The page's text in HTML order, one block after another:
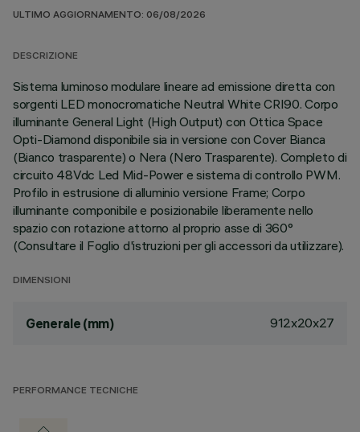
ULTIMO AGGIORNAMENTO: 06/08/2026
DESCRIZIONE
Sistema luminoso modulare lineare ad emissione diretta con
sorgenti LED monocromatiche Neutral White CRI90. Corpo
illuminante General Light (High Output) con Ottica Space
Opti-Diamond disponibile sia in versione con Cover Bianca
(Bianco trasparente) o Nera (Nero Trasparente). Completo di
circuito 48Vdc Led Mid-Power e sistema di controllo PWM.
Profilo in estrusione di alluminio versione Frame; Corpo
illuminante componibile e posizionabile liberamente nello
spazio con rotazione attorno al proprio asse di 360°
(Consultare il Foglio d'istruzioni per gli accessori da utilizzare).
DIMENSIONI
Generale (mm) 912x20x27
PERFORMANCE TECNICHE